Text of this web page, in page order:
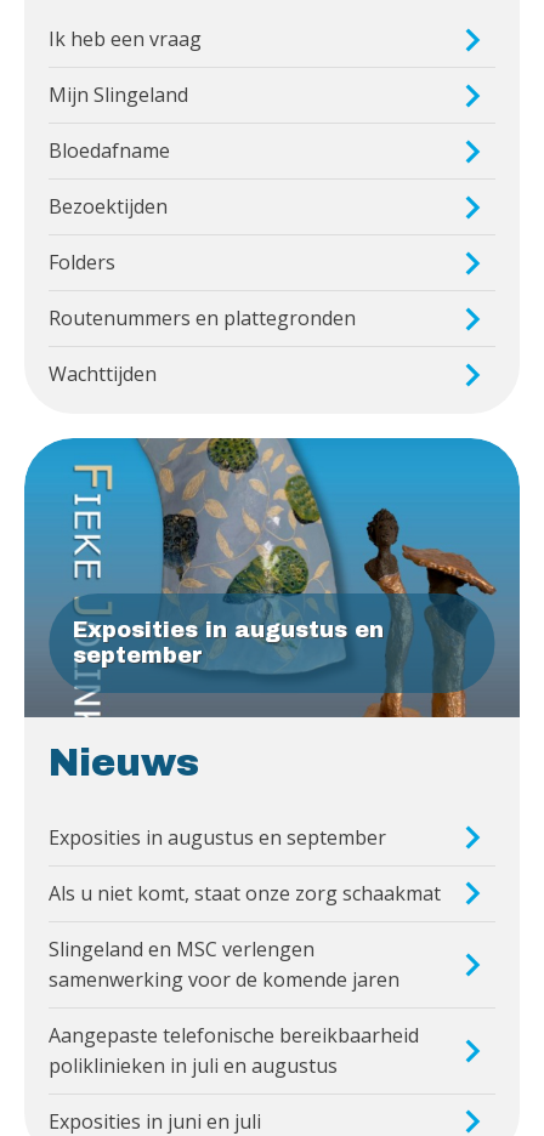
Ik heb een vraag
Mijn Slingeland
Bloedafname
Bezoektijden
Folders
Routenummers en plattegronden
Wachttijden
Exposities in augustus en
september
Nieuws
Exposities in augustus en september
Als u niet komt, staat onze zorg schaakmat
Slingeland en MSC verlengen
samenwerking voor de komende jaren
Aangepaste telefonische bereikbaarheid
poliklinieken in juli en augustus
Exposities in juni en juli